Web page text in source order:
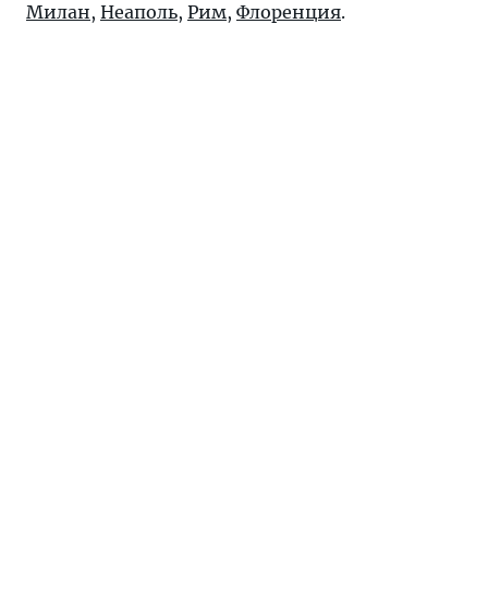
Милан, Неаполь, Рим, Флоренция.